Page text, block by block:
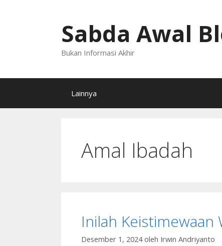
Sabda Awal
Bukan Informasi Akhir
Lainnya
Amal Ibadah
Inilah Keistimewaan
Desember 1, 2024 oleh Irwin Andriyanto